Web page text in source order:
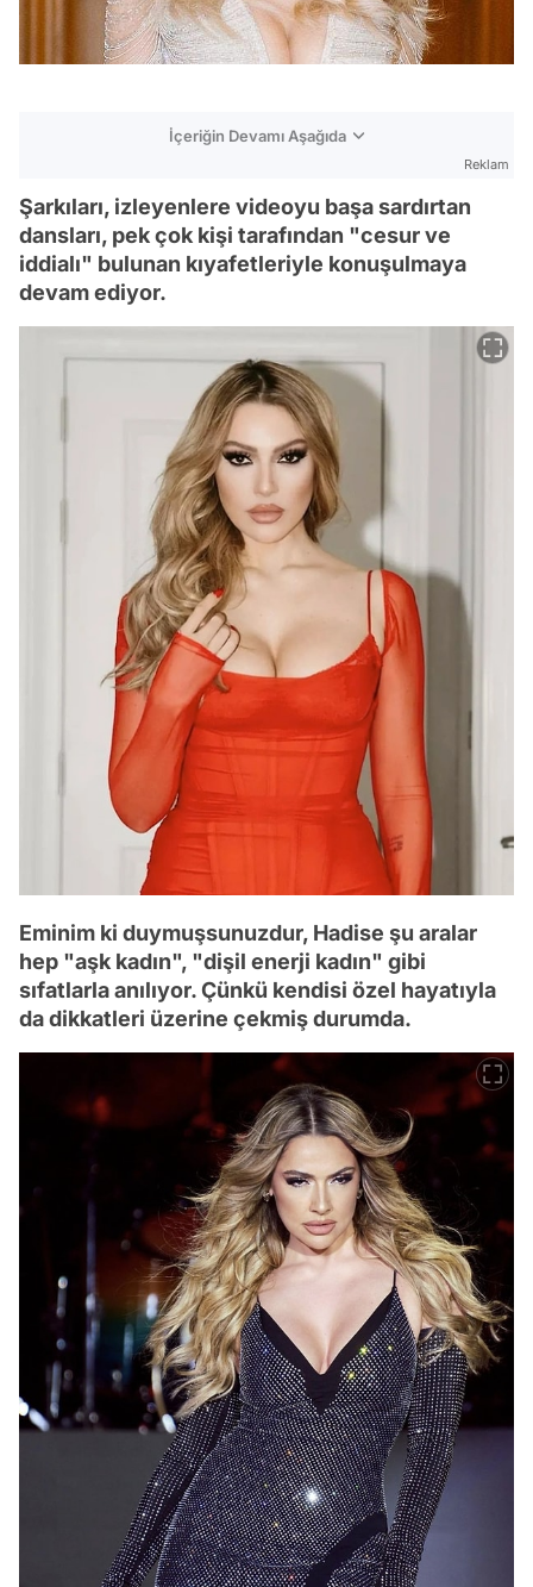
İçeriğin Devamı Aşağıda
Reklam
Şarkıları, izleyenlere videoyu başa sardırtan
dansları, pek çok kişi tarafından "cesur ve
iddialı" bulunan kıyafetleriyle konuşulmaya
devam ediyor.
Eminim ki duymuşsunuzdur, Hadise şu aralar
hep "aşk kadın", "dişil enerji kadın" gibi
sıfatlarla anılıyor. Çünkü kendisi özel hayatıyla
da dikkatleri üzerine çekmiş durumda.